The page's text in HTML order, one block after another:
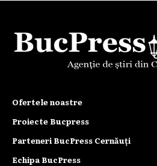
Ofertele noastre
Proiecte Bucpress
Parteneri BucPress Cernăuți
Echipa BucPress